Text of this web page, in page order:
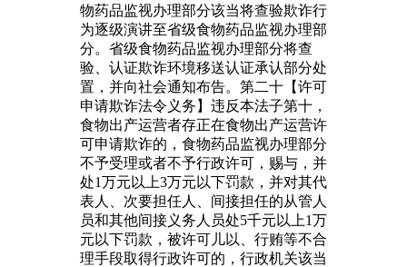
物药品监视办理部分该当将查验欺诈行
为逐级演讲至省级食物药品监视办理部
分。省级食物药品监视办理部分将查
验、认证欺诈环境移送认证承认部分处
置，并向社会通知布告。第二十【许可
申请欺诈法令义务】违反本法子第十，
食物出产运营者存正在食物出产运营许
可申请欺诈的，食物药品监视办理部分
不予受理或者不予行政许可，赐与，并
处1万元以上3万元以下罚款，并对其代
表人、次要担任人、间接担任的从管人
员和其他间接义务人员处5千元以上1万
元以下罚款，被许可儿以、行贿等不合
理手段取得行政许可的，行政机关该当